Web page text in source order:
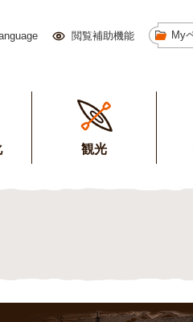
閲覧補助機能 My
観光